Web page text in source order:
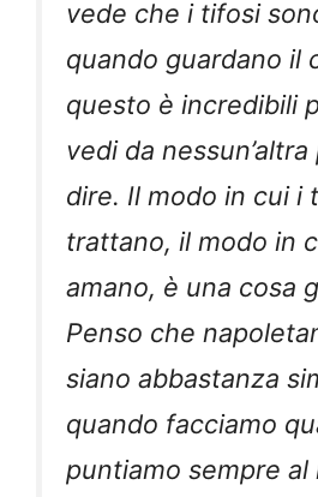
vede che i tifosi
quando guardano il
questo è incredibili
vedi da
dire. Il modo in cui i
trattano, il modo in
amano, è una cosa
Penso che
siano abbastanza
quando facciamo
puntiamo sempre al